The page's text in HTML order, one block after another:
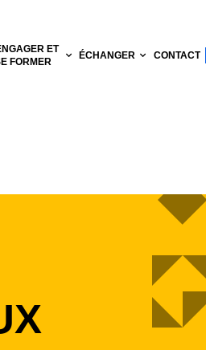
ET
FORMER
ÉCHANGER CONTACT